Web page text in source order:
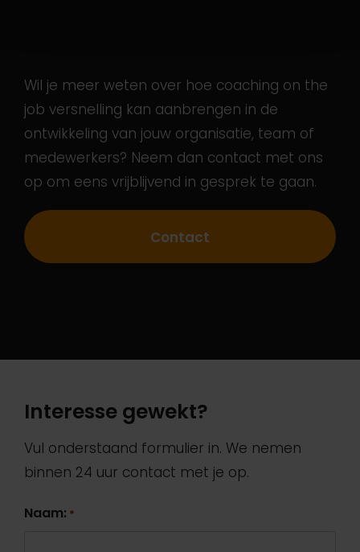
Wil je meer weten over hoe coaching on the
job versnelling kan aanbrengen in de
ontwikkeling van jouw organisatie, team of
medewerkers? Neem dan contact met ons
op om eens vrijblijvend in gesprek te gaan.
Contact
Interesse gewekt?
Vul onderstaand formulier in. We nemen
binnen 24 uur contact met je op.
Naam: *